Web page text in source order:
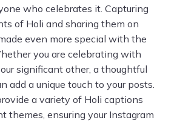
who celebrates it. Capturing
of Holi and sharing them on
even more special with the
you are celebrating with
significant other, a thoughtful
add a unique touch to your posts.
a variety of Holi captions
themes, ensuring your Instagram